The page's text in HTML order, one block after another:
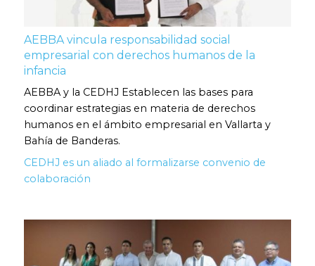
AEBBA vincula responsabilidad social
empresarial con derechos humanos de la
infancia
AEBBA y la CEDHJ Establecen las bases para
coordinar estrategias en materia de derechos
humanos en el ámbito empresarial en Vallarta y
Bahía de Banderas.
CEDHJ es un aliado al formalizarse convenio de
colaboración